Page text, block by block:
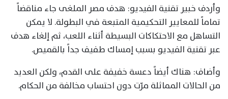
وأردف خبير تقنية الفيديو: هدف مصر الملغى جاء مناقضاً
تماماً للمعايير التحكيمية المتبعة في البطولة. لا يمكن
التساهل مع الاحتكاكات البسيطة أثناء اللعب، ثم إلغاء هدف
عبر تقنية الفيديو بسبب إمساك طفيف جداً بالقميص.
وأضاف: هناك أيضاً دعسة خفيفة على القدم، ولكن العديد
من الحالات المماثلة مرّت دون احتساب مخالفة من الحكام.